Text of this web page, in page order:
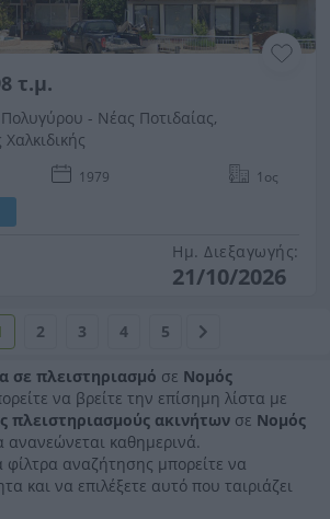
τ.μ.
- Νέας Ποτιδαίας,
1979 1ος
Ημ. Διεξαγωγής:
21/10/2026
2 3 4 5
σε πλειστηριασμό σε Νομός
να βρείτε την επίσημη λίστα με
πλειστηριασμούς ακινήτων σε Νομός
ανανεώνεται καθημερινά.
αναζήτησης μπορείτε να
και να επιλέξετε αυτό που ταιριάζει